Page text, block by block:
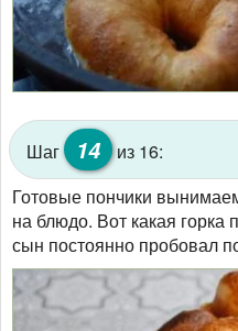
Шаг 14 из 16:
Готовые пончики
на блюдо. Вот какая горка
сын постоянно пробовал